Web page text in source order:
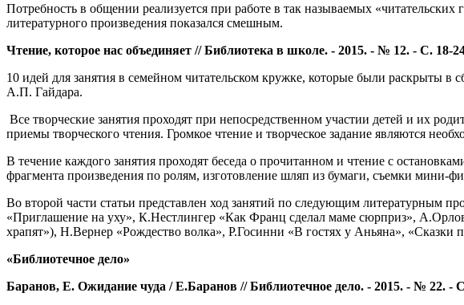
Потребность в общении реализуется при работе в так называемых
литературного произведения показался смешным.
Чтение, которое нас объединяет // Библиотека в школе. - 2015. - № 12. - С. 18-
10 идей для занятия в семейном читательском кружке, которые были раскрыты
А.П. Гайдара.
Все творческие занятия проходят при непосредственном участии детей и их
приемы творческого чтения. Громкое чтение и творческое задание являются
В течение каждого занятия проходят беседа о прочитанном и чтение с
фрагмента произведения по ролям, изготовление шляп из бумаги, съемки мини-
Во второй части статьи представлен ход занятий по следующим
«Приглашение на уху», К.Нестлингер «Как Франц сделал маме сюрприз»,
храпят»), Н.Вернер «Рождество волка», Р.Госинни «В гостях у Аньяна»,
«Библиотечное дело»
Баранов, Е. Ожидание чуда / Е.Баранов // Библиотечное дело. - 2015. - № 22. -